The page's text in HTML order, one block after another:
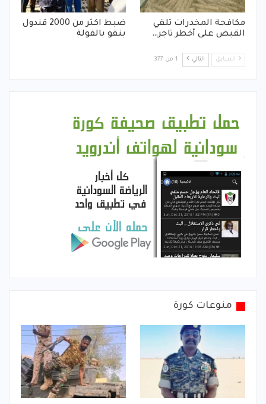
مكافحة المخدرات تلقي
القبض على أخطر تاجر…
ضبط اكثر من 2000 قندول
بنقو بالفولة
السابق التالي 1 من 377
منوعات كورة